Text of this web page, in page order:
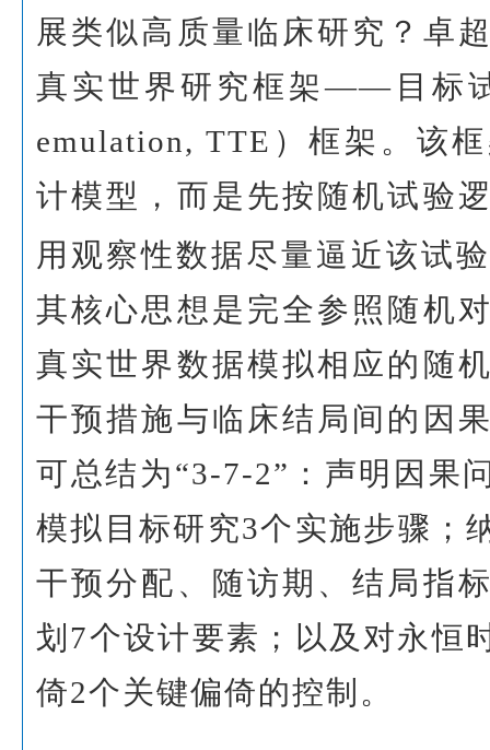
展类似高质量临床研究？卓
真实世界研究框架——目标
emulation, TTE）框架。该
计模型，而是先按随机试验
用观察性数据尽量逼近该试
其核心思想是完全参照随机
真实世界数据模拟相应的随
干预措施与临床结局间的因
可总结为“3-7-2”：声明因果
模拟目标研究3个实施步骤；
干预分配、随访期、结局指
划7个设计要素；以及对永恒
倚2个关键偏倚的控制。